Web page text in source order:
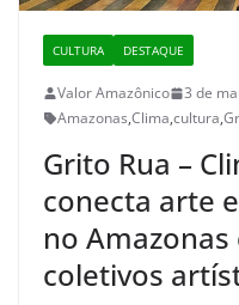
CULTURA DESTAQUE
Valor Amazônico 3 de
Amazonas,Clima,cultura,
Grito Rua –
conecta arte
no
coletivos